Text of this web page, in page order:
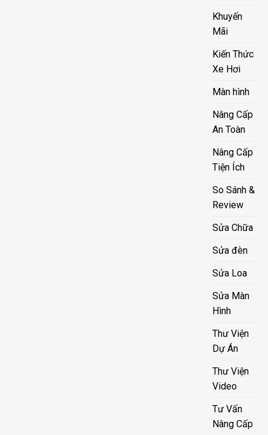
Khuyến
Mãi
Kiến Thức
Xe Hơi
Màn hình
Nâng Cấp
An Toàn
Nâng Cấp
Tiện Ích
So Sánh &
Review
Sửa Chữa
Sửa đèn
Sửa Loa
Sửa Màn
Hình
Thư Viện
Dự Án
Thư Viện
Video
Tư Vấn
Nâng Cấp